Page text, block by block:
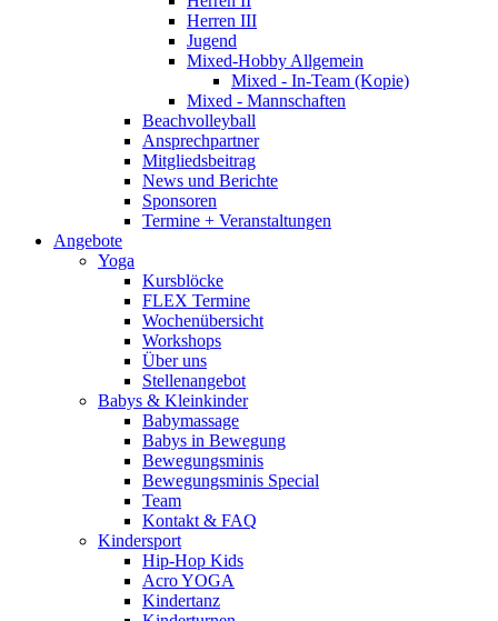
Herren III
Jugend
Mixed-Hobby Allgemein
Mixed - In-Team (Kopie)
Mixed - Mannschaften
Beachvolleyball
Ansprechpartner
Mitgliedsbeitrag
News und Berichte
Sponsoren
Termine + Veranstaltungen
Angebote
Yoga
Kursblöcke
FLEX Termine
Wochenübersicht
Workshops
Über uns
Stellenangebot
Babys & Kleinkinder
Babymassage
Babys in Bewegung
Bewegungsminis
Bewegungsminis Special
Team
Kontakt & FAQ
Kindersport
Hip-Hop Kids
Acro YOGA
Kindertanz